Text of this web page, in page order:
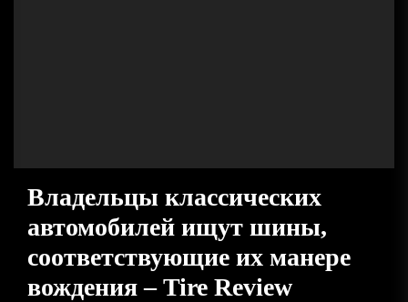
Владельцы классических
автомобилей ищут шины,
соответствующие их манере
вождения – Tire Review